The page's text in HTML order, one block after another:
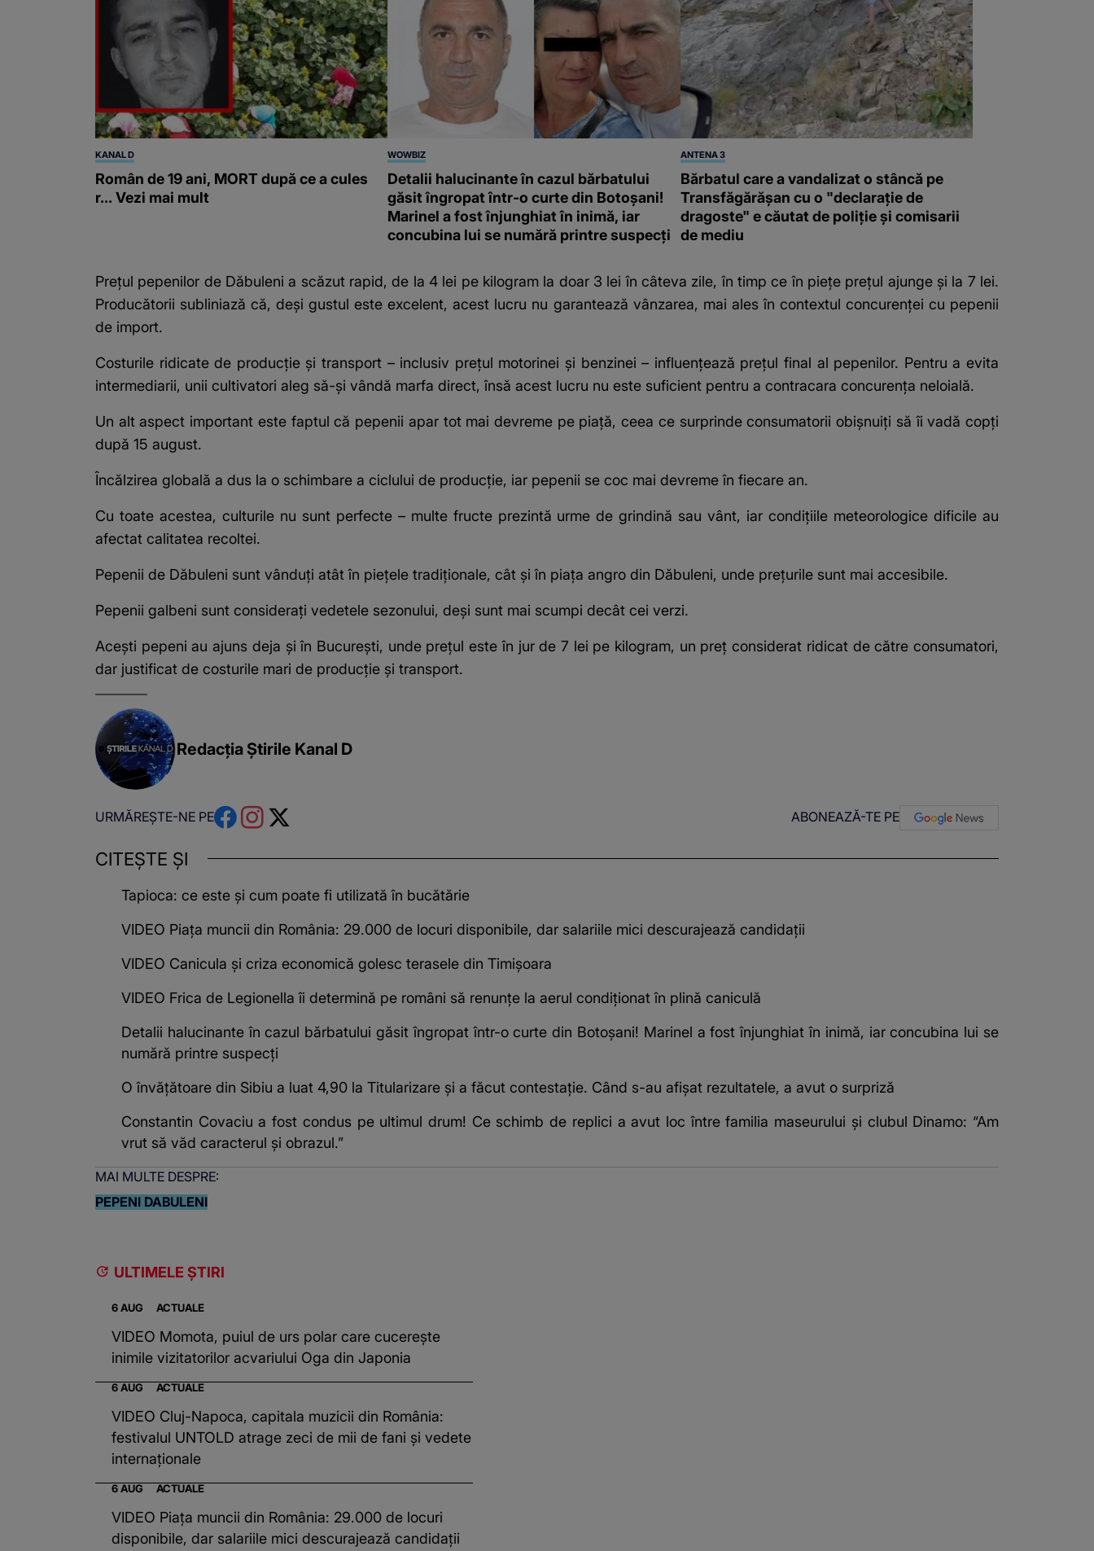
KANAL D
Român de 19 ani, MORT după ce a cules
r... Vezi mai mult
WOWBIZ
Detalii halucinante în cazul bărbatului
găsit îngropat într-o curte din Botoșani!
Marinel a fost înjunghiat în inimă, iar
concubina lui se numără printre suspecți
ANTENA 3
Bărbatul care a vandalizat o stâncă pe
Transfăgărășan cu o "declaraţie de
dragoste" e căutat de poliție și comisarii
de mediu
Prețul pepenilor de Dăbuleni a scăzut rapid, de la 4 lei pe kilogram la doar 3 lei în câteva zile, în timp ce în piețe prețul ajunge și la 7 lei.
Producătorii subliniază că, deși gustul este excelent, acest lucru nu garantează vânzarea, mai ales în contextul concurenței cu pepenii
de import.
Costurile ridicate de producție și transport – inclusiv prețul motorinei și benzinei – influențează prețul final al pepenilor. Pentru a evita
intermediarii, unii cultivatori aleg să-și vândă marfa direct, însă acest lucru nu este suficient pentru a contracara concurența neloială.
Un alt aspect important este faptul că pepenii apar tot mai devreme pe piață, ceea ce surprinde consumatorii obișnuiți să îi vadă copți
după 15 august.
Încălzirea globală a dus la o schimbare a ciclului de producție, iar pepenii se coc mai devreme în fiecare an.
Cu toate acestea, culturile nu sunt perfecte – multe fructe prezintă urme de grindină sau vânt, iar condițiile meteorologice dificile au
afectat calitatea recoltei.
Pepenii de Dăbuleni sunt vânduți atât în piețele tradiționale, cât și în piața angro din Dăbuleni, unde prețurile sunt mai accesibile.
Pepenii galbeni sunt considerați vedetele sezonului, deși sunt mai scumpi decât cei verzi.
Acești pepeni au ajuns deja și în București, unde prețul este în jur de 7 lei pe kilogram, un preț considerat ridicat de către consumatori,
dar justificat de costurile mari de producție și transport.
Redacția Știrile Kanal D
URMĂREȘTE-NE PE ABONEAZĂ-TE PE
CITEȘTE ȘI
Tapioca: ce este și cum poate fi utilizată în bucătărie
VIDEO Piața muncii din România: 29.000 de locuri disponibile, dar salariile mici descurajează candidații
VIDEO Canicula și criza economică golesc terasele din Timișoara
VIDEO Frica de Legionella îi determină pe români să renunțe la aerul condiționat în plină caniculă
Detalii halucinante în cazul bărbatului găsit îngropat într-o curte din Botoșani! Marinel a fost înjunghiat în inimă, iar concubina lui se
numără printre suspecți
O învățătoare din Sibiu a luat 4,90 la Titularizare și a făcut contestație. Când s-au afișat rezultatele, a avut o surpriză
Constantin Covaciu a fost condus pe ultimul drum! Ce schimb de replici a avut loc între familia maseurului și clubul Dinamo: “Am
vrut să văd caracterul și obrazul.”
MAI MULTE DESPRE:
PEPENI DABULENI
ULTIMELE ȘTIRI
6 AUG ACTUALE
VIDEO Momota, puiul de urs polar care cucerește
inimile vizitatorilor acvariului Oga din Japonia
6 AUG ACTUALE
VIDEO Cluj-Napoca, capitala muzicii din România:
festivalul UNTOLD atrage zeci de mii de fani și vedete
internaționale
6 AUG ACTUALE
VIDEO Piața muncii din România: 29.000 de locuri
disponibile, dar salariile mici descurajează candidații